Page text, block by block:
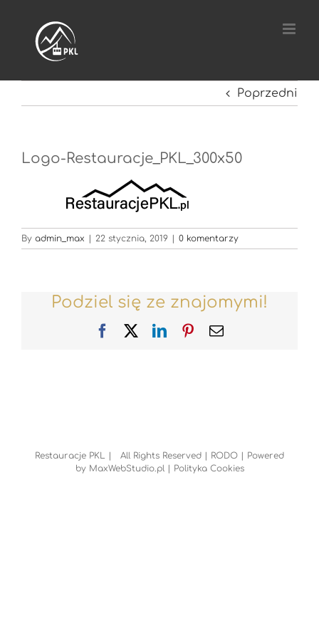
zawartości
Poprzedni
Logo-Restauracje_PKL_300x50
By admin_max | 22 stycznia, 2019 | 0 komentarzy
Podziel się ze znajomymi!
FacebookLinkedInPinterest
Email
Restauracje PKL | All Rights Reserved | RODO | Powered
by MaxWebStudio.pl| Polityka Cookies